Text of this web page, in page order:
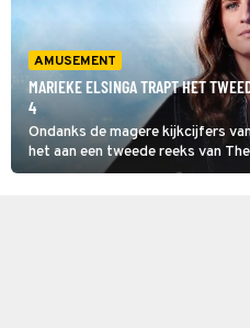
AMUSEMENT
MARIEKE ELSINGA TRAPT HET
4
Ondanks de magere kijkcijfers
het aan een tweede reeks van
een wijziging te zien: deze keer